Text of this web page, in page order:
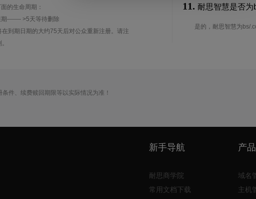
的生命周期：
------- >5天等待删除
到期日期的大约75天后对公众重新注册。请注
11. 耐思智慧是否为
是的，耐思智慧为bs/
件、续费赎回期限等以实际情况为准！
新手导航
耐思商学院
常用文档下载
产
域名
主机